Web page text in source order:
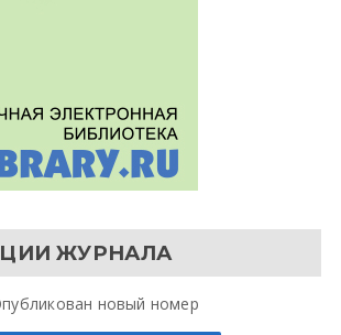
ЖУРНАЛА
новый номер